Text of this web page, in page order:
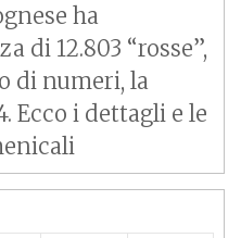
ha
di 12.803 “rosse”,
di numeri, la
Ecco i dettagli e le